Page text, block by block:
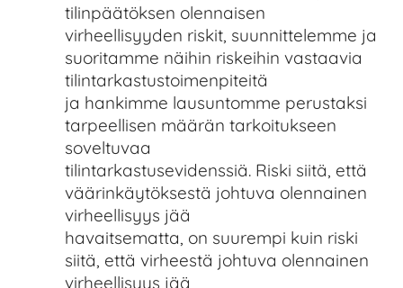
tilinpäätöksen olennaisen
virheellisyyden riskit, suunnittelemme ja
suoritamme näihin riskeihin vastaavia
tilintarkastustoimenpiteitä
ja hankimme lausuntomme perustaksi
tarpeellisen määrän tarkoitukseen
soveltuvaa
tilintarkastusevidenssiä. Riski siitä, että
väärinkäytöksestä johtuva olennainen
virheellisyys jää
havaitsematta, on suurempi kuin riski
siitä, että virheestä johtuva olennainen
virheellisyys jää